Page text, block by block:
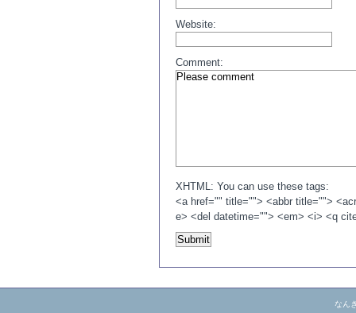
Website:
Comment:
XHTML: You can use these tags:
<a href="" title=""> <abbr title="">
e> <del datetime=""> <em> <i> <q
なん